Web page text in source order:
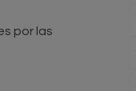
por las